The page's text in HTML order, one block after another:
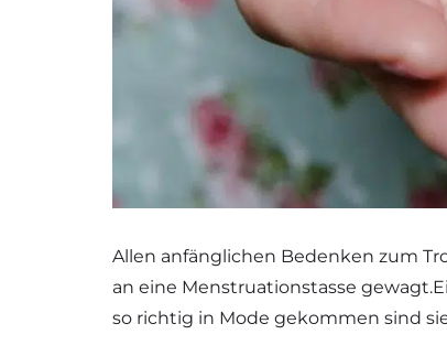
Allen anfänglichen Bedenken zum
an eine Menstruationstasse
so richtig in Mode gekommen sind